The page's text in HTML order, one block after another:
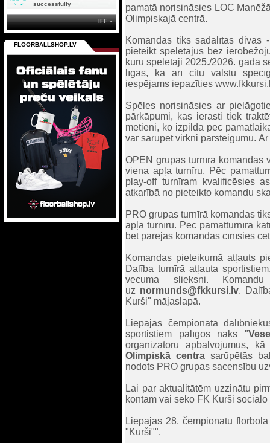
pamatā norisināsies LOC
Olimpiskajā centrā.
Komandas tiks sadalītas divās
pieteikt spēlētājus bez
kuru spēlētāji 2025./2026. gada
līgas, kā arī citu valstu
iespējams iepazīties
Spēles norisināsies ar
pārkāpumi, kas ierasti tiek
metieni, ko izpilda pēc
var sarūpēt virkni pārsteigumu.
OPEN grupas turnīrā komandas
viena apļa turnīru. Pēc
play-off turnīram kvalificēsies
atkarībā no pieteikto komandu
PRO grupas turnīrā komandas
apļa turnīru. Pēc pamatturnīra
bet pārējās komandas cīnīsies
Komandas pieteikumā atļauts
Dalība turnīrā atļauta
vecuma slieksni.
uz normunds@fkkursi.lv.
Kurši" mājaslapā.
Liepājas čempionāta
sportistiem palīgos nāks "
organizatoru apbalvojumus,
Olimpiskā centra sarūpētās
nodots PRO grupas sacensību
Lai par aktualitātēm uzzinātu
kontam vai seko FK Kurši
Liepājas 28. čempionātu
"Kurši"".
successfully
IFF »
FLOORBALLSHOP.LV